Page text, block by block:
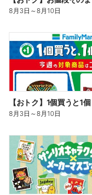
8月3日 ～8月10日
8月3日 ～8月10日